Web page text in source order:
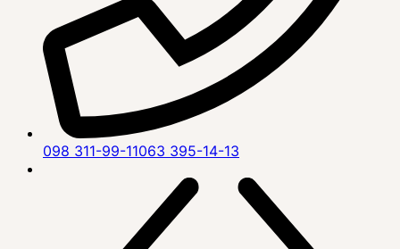
098 311-99-11063 395-14-13